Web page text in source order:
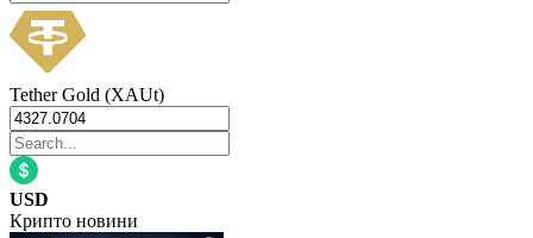
Tether Gold (XAUt)
USD
Крипто новини